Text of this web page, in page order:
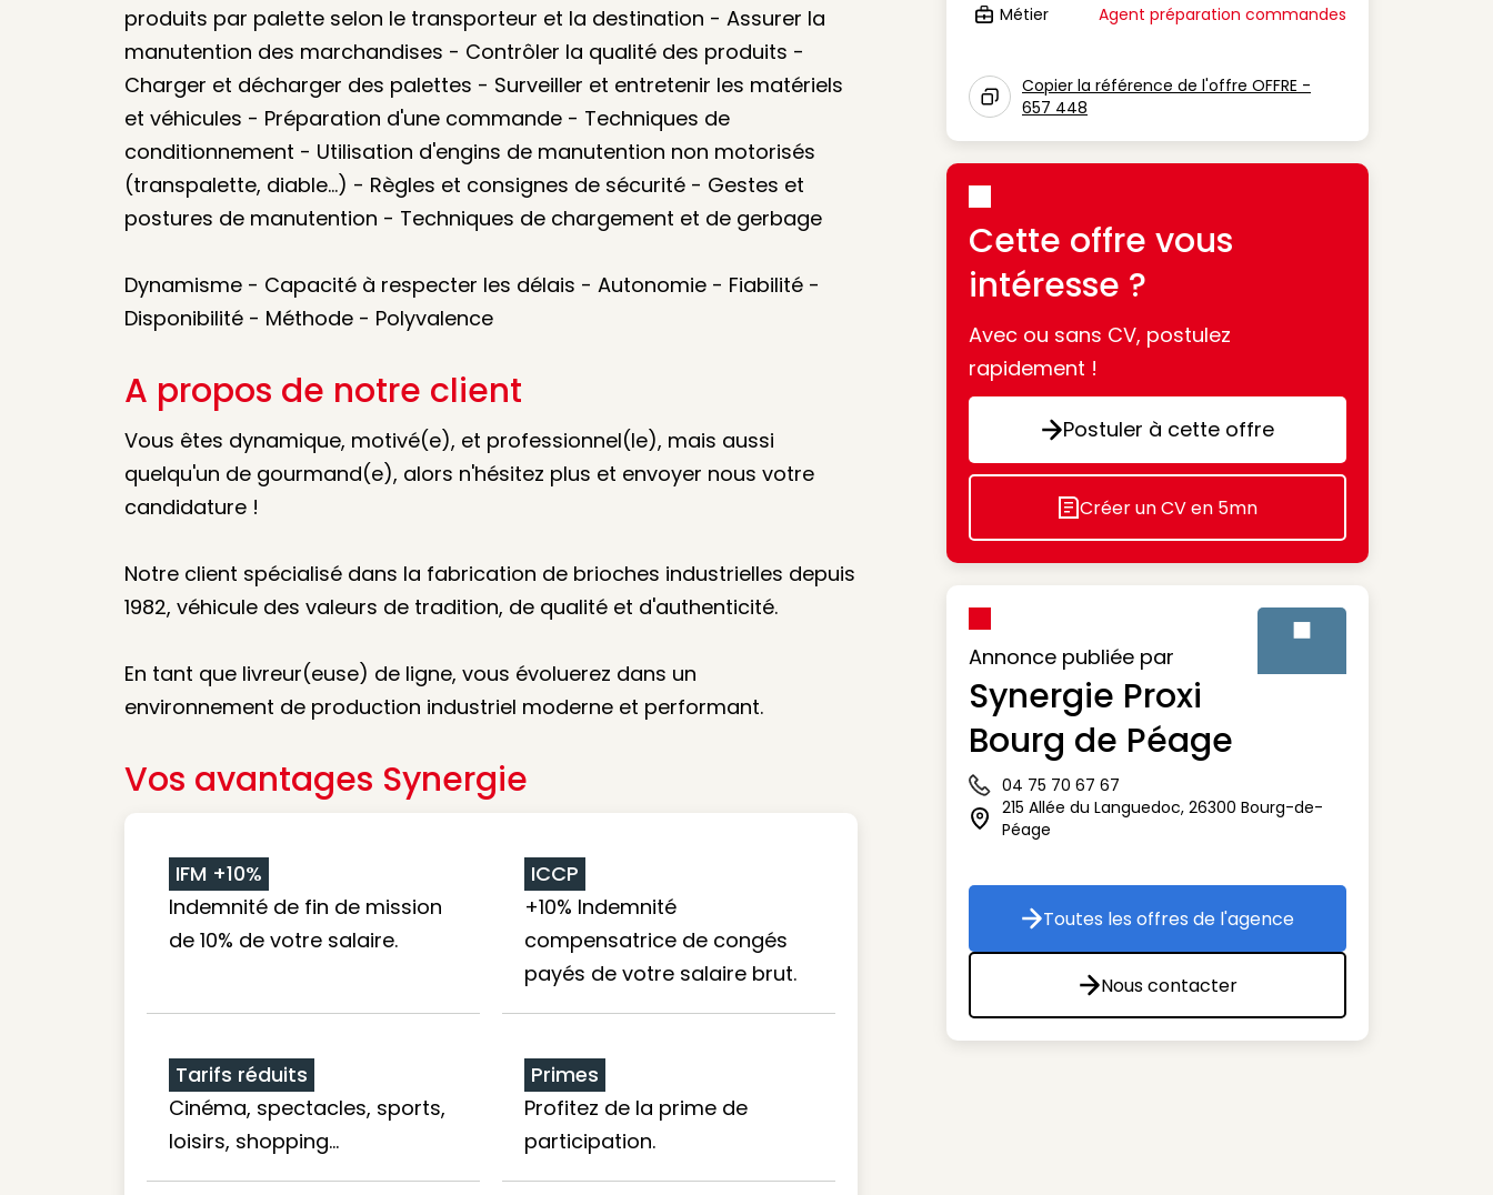
produits par palette selon le transporteur et la destination - Assurer la
manutention des marchandises - Contrôler la qualité des produits -
Charger et décharger des palettes - Surveiller et entretenir les matériels
et véhicules - Préparation d'une commande - Techniques de
conditionnement - Utilisation d'engins de manutention non motorisés
(transpalette, diable...) - Règles et consignes de sécurité - Gestes et
postures de manutention - Techniques de chargement et de gerbage
Dynamisme - Capacité à respecter les délais - Autonomie - Fiabilité -
Disponibilité - Méthode - Polyvalence
A propos de notre client
Vous êtes dynamique, motivé(e), et professionnel(le), mais aussi
quelqu'un de gourmand(e), alors n'hésitez plus et envoyer nous votre
candidature !
Notre client spécialisé dans la fabrication de brioches industrielles depuis
1982, véhicule des valeurs de tradition, de qualité et d'authenticité.
En tant que livreur(euse) de ligne, vous évoluerez dans un
environnement de production industriel moderne et performant.
Vos avantages Synergie
IFM +10%
Indemnité de fin de mission
de 10% de votre salaire.
ICCP
+10% Indemnité
compensatrice de congés
payés de votre salaire brut.
Tarifs réduits
Cinéma, spectacles, sports,
loisirs, shopping...
Primes
Profitez de la prime de
participation.
Métier Agent préparation commandes
Icon copy to clipboard
Copier la référence de l'offre OFFRE -
657 448
Cette offre vous
intéresse ?
Avec ou sans CV, postulez
rapidement !
Postuler à cette offre
Postuler à cette offre
Icon decorative
Créer un CV en 5mn
Annonce publiée par
Synergie Proxi
Bourg de Péage
Icône téléphone
04 75 70 67 67
Icône adresse
215 Allée du Languedoc, 26300 Bourg-de-
Péage
Toutes les offres de l'agence
Toutes les offres de l'agence
Nous contacter
Nous contacter